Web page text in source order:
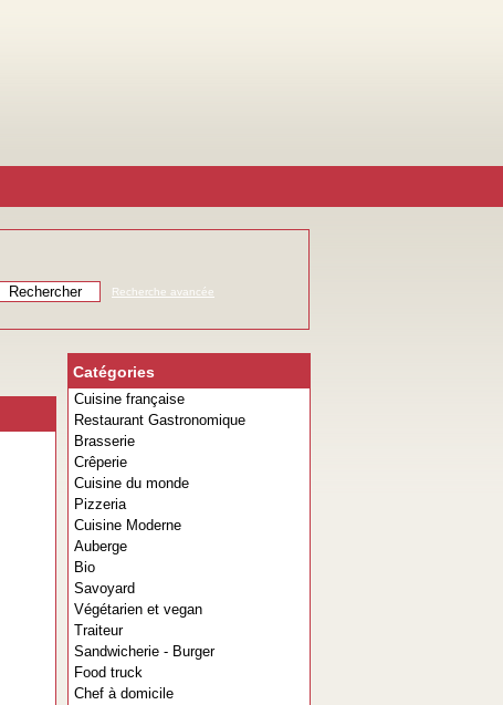
Recherche avancée
Catégories
Cuisine française
Restaurant Gastronomique
Brasserie
Crêperie
Cuisine du monde
Pizzeria
Cuisine Moderne
Auberge
Bio
Savoyard
Végétarien et vegan
Traiteur
Sandwicherie - Burger
Food truck
Chef à domicile